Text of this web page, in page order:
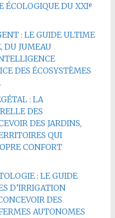
ÉCOLOGIQUE DU XXIᵉ
: LE GUIDE ULTIME
DU JUMEAU
DES ÉCOSYSTÈMES
: LA
DES
DES JARDINS,
QUI
CONFORT
: LE GUIDE
D’IRRIGATION
DES
AUTONOMES